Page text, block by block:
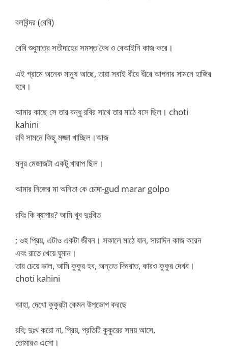
বলবিন্দর (বেবি)
বেবি শুধুমাত্র সতীদাহের সমস্ত বৈধ ও বেআইনি কাজ করে।
এই গ্রামে অনেক মানুষ আছে, তারা সবাই ধীরে ধীরে আপনার সামনে হাজির
হবে।
আমার কাছে সে তার বন্ধু রবির সাথে তার মাঠে বসে ছিল। choti
kahini
রবি সামনে কিছু মজ্জা খাচ্ছিল।আজ
মনুর মেজাজটা একটু খারাপ ছিল।
আমার নিজের মা অনিতা কে চোদা-gud marar golpo
রবিঃ কি ব্যাপার? আমি খুব দুঃখিত
; ওহ প্রিয়, এটাও একটা জীবন। সকালে মাঠে যান, সারাদিন কাজ করেন
এবং রাতে খেয়ে ঘুমান।
তার চেয়ে ভাল, আমি কুকুর হব, অন্তত দিনরাত, কারও কুকুর দেখব।
choti kahini
আহা, দেখো কুকুরটা কেমন উপভোগ করছে
রবি; দুঃখ করো না, প্রিয়, প্রতিটি কুকুরের সময় আসে,
তোমারও এসো।